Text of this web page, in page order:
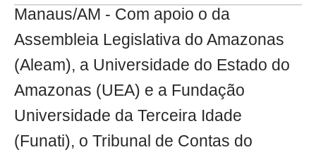
Manaus/AM - Com apoio o da
Assembleia Legislativa do Amazonas
(Aleam), a Universidade do Estado do
Amazonas (UEA) e a Fundação
Universidade da Terceira Idade
(Funati), o Tribunal de Contas do